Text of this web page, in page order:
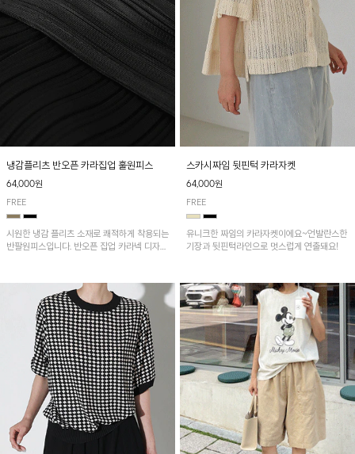
냉감플리츠 반오픈 카라집업 훌원피스
64,000원
FREE
시원한 냉감 플리츠 소재로 쾌적하게 착용되는
반팔원피스입니다. 반오픈 집업 카라넥 디자인
줘요~
스카시짜임 뒷핀턱 카라자켓
64,000원
FREE
유니크한 짜임의 카라자켓이에요~언발란스한
기장과 뒷핀턱라인으로 멋스럽게 연출돼요!